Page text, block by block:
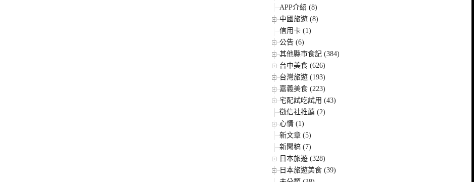
APP介紹 (8)
中國旅遊 (8)
信用卡 (1)
公告 (6)
其他縣市食記 (384)
台中美食 (626)
台灣旅遊 (193)
嘉義美食 (223)
宅配試吃試用 (43)
徵信社推薦 (2)
心情 (1)
新文章 (5)
新聞稿 (7)
日本旅遊 (328)
日本旅遊美食 (39)